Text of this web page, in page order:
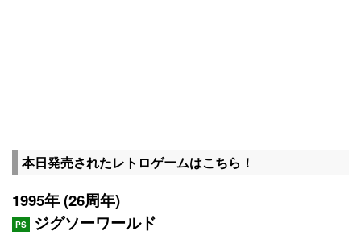
本日発売されたレトロゲームはこちら！
1995年 (26周年)
PS ジグソーワールド